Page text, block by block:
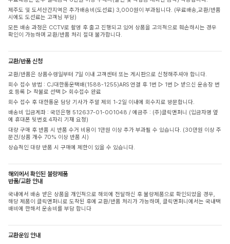
제주도 및 도서산간지역은 추가배송비(도선료) 3,000원이 부과됩니다. (무료배송,교환/반품
시에도 도선료는 고객님 부담)
모든 배송 과정은 CCTV로 촬영 후 출고 진행되고 있어 상품을 고의적으로 훼손하시는 경우
확인이 가능하며 교환/반품 처리 절대 불가합니다.
교환/반품 신청
교환/반품은 상품수령일부터 7일 이내 고객센터 또는 게시판으로 신청해주셔야 합니다.
회수 접수 방법 : CJ대한통운택배(1588-1255)ARS 연결 후 1번 ▷ 1번 ▷ 받으신 운송장 번
호 등록 ▷ 착불로 선택 ▷ 회수접수 완료
회수 접수 후 대한통운 담당 기사가 주말 제외 1-2일 이내에 회수지로 방문합니다.
배송비 입금계좌 : 국민은행 512637-01-001048 / 예금주 : (주)클릭앤퍼니 (입금자명 옆
에 휴대폰 뒷번호 4자리 기재 요청)
대량 구매 후 반품 시 반품 수거 비용이 1만원 이상 추가 부과될 수 있습니다. (30만원 이상 주
문건/상품 개수 70% 이상 반품 시)
상습적인 대량 반품 시 구매에 제한이 있을 수 있습니다.
해외에서 확인된 불량제품
반품/교환 안내
국내에서 배송 받은 상품을 개인적으로 해외에 전달하신 후 불량제품으로 확인되었을 경우,
해당 제품이 클릭앤퍼니로 도착된 후에 교환/반품 처리가 가능하며, 클릭앤퍼니에서는 국내택
배비에 한해서 운송비를 부담 합니다
교환운임 안내